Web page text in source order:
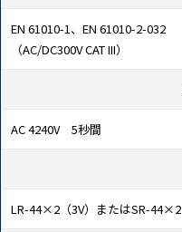
EN 61010-1、EN 61010-2-032
（AC/DC300V CAT III）
AC 4240V 5秒間
LR-44×2（3V）またはSR-44×2